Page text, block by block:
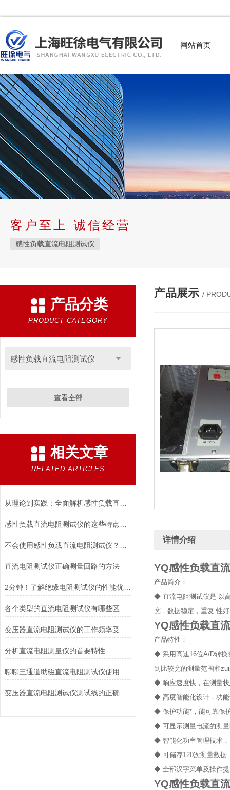
网站首页
客户至上 诚信经营
感性负载直流电阻测试仪
产品分类
PRODUCT CATEGORY
感性负载直流电阻测试仪
查看全部
相关文章
RELATED ARTICLES
直流电阻测试仪正确测量回路的方法
2分钟！了解绝缘电阻测试仪的性能优势！
各个类型的直流电阻测试仪有哪些区别？
分析直流电阻测量仪的首要特性
产品展示 /
详情介绍
YQ感性负载直
产品简介：
◆ 直流电阻测试仪是 以
宽，数据稳定，重复 性
YQ感性负载直
产品特性：
◆ 采用高速16位A/D转换
到比较宽的测量范围和
◆ 响应速度快，在测量状
◆ 高度智能化设计，功
◆ 保护功能*，能可靠保
◆ 可显示测量电流的测
◆ 智能化功率管理技术
◆ 可储存120次测量数据
◆ 全部汉字菜单及操作
YQ感性负载直